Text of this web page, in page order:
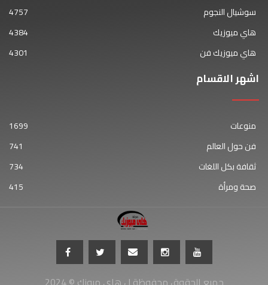
سوشيال النجوم
4757
هاي ميوزيك
4384
هاي ميوزيك فن
4301
اشهر الاقسام
منوعات
1699
فن حول العالم
741
ثقافة بكل اللغات
734
صحة ومرأة
415